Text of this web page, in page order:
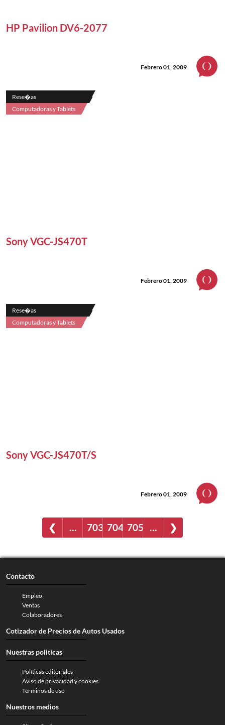
HP Pavilion DV6-2077
Febrero 01, 2009
Rese�as
Computadoras y Tablets
Sony VGC-JS470T
Febrero 01, 2009
Rese�as
Computadoras y Tablets
Sony VGC-JS470T/S
Febrero 01, 2009
❮ … 703 704 705 … ❯
Contacto
Empleo
Ventas
Colaboradores
Cotizador de Precios de Autos Usados
Nuestras politicas
Políticas editoriales
Aviso de privacidad y cookies
Términos de uso
Nuestros medios